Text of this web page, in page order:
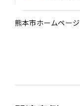
熊本市ホームページ